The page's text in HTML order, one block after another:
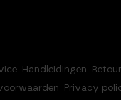
Handleidingen
Privacy